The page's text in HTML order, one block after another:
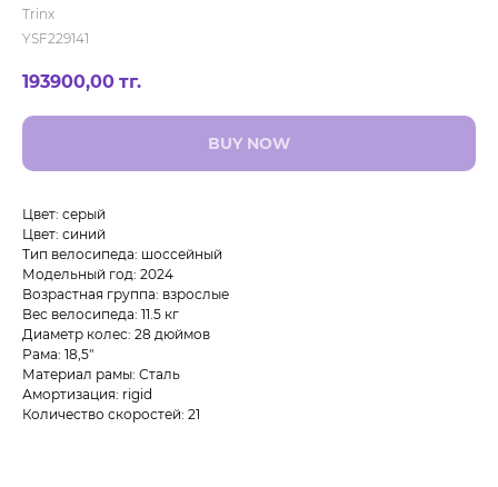
Trinx
YSF229141
193900,00 тг.
BUY NOW
Цвет: серый
Цвет: синий
Тип велосипеда: шоссейный
Модельный год: 2024
Возрастная группа: взрослые
Вес велосипеда: 11.5 кг
Диаметр колес: 28 дюймов
Рама: 18,5"
Материал рамы: Сталь
Амортизация: rigid
Количество скоростей: 21